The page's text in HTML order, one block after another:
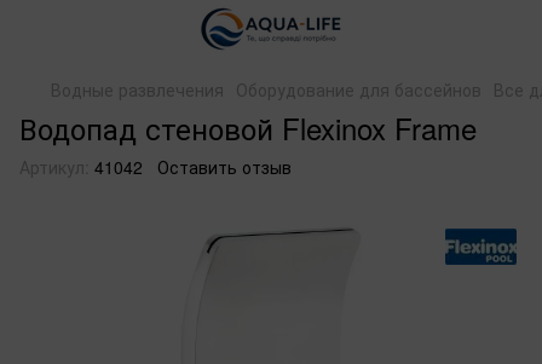
Водные развлечения Оборудование для бассейнов Все
Водопад стеновой Flexinox Frame
Артикул: 41042 Оставить отзыв